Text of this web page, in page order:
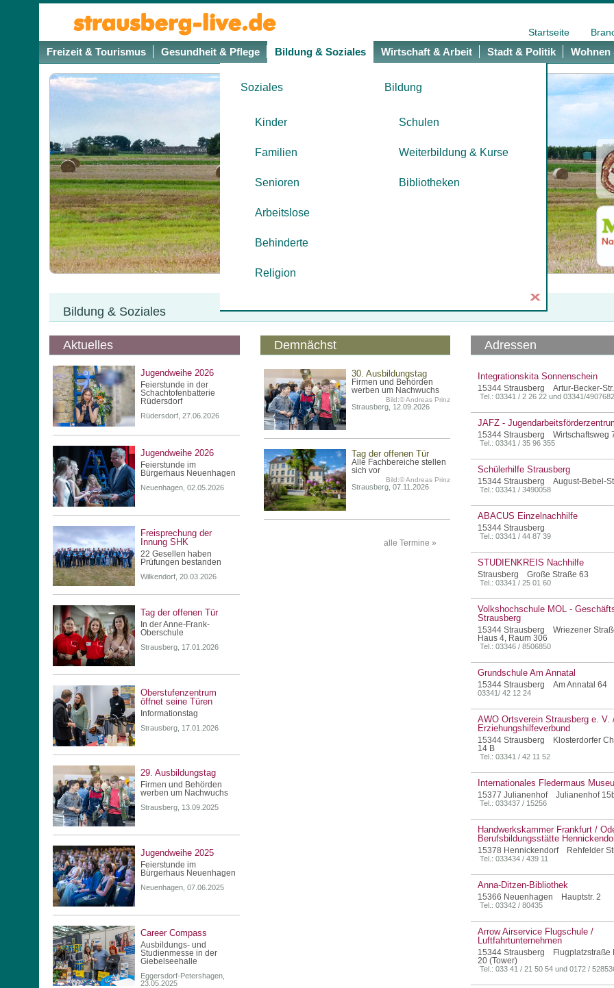
Startseite
Freizeit & Tourismus Gesundheit & Pflege Bildung & Soziales Wirtschaft & Arbeit Stadt & Politik Wohnen
Soziales
Kinder
Familien
Senioren
Arbeitslose
Behinderte
Religion
Bildung
Schulen
Weiterbildung & Kurse
Bibliotheken
x
Bildung & Soziales
Aktuelles
Jugendweihe 2026
Feierstunde in der
Schachtofenbatterie
Rüdersdorf
Rüdersdorf, 27.06.2026
Jugendweihe 2026
Feierstunde im
Bürgerhaus Neuenhagen
Neuenhagen, 02.05.2026
Freisprechung der
Innung SHK
22 Gesellen haben
Prüfungen bestanden
Wilkendorf, 20.03.2026
Tag der offenen Tür
In der Anne-Frank-
Oberschule
Strausberg, 17.01.2026
Oberstufenzentrum
öffnet seine Türen
Informationstag
Strausberg, 17.01.2026
29. Ausbildungstag
Firmen und Behörden
werben um Nachwuchs
Strausberg, 13.09.2025
Jugendweihe 2025
Feierstunde im
Bürgerhaus Neuenhagen
Neuenhagen, 07.06.2025
Career Compass
Ausbildungs- und
Studienmesse in der
Giebelseehalle
Eggersdorf-Petershagen,
23.05.2025
Demnächst
30. Ausbildungstag
Firmen und Behörden
werben um Nachwuchs
Bild:© Andreas Prinz
Strausberg, 12.09.2026
Tag der offenen Tür
Alle Fachbereiche stellen
sich vor
Bild:© Andreas Prinz
Strausberg, 07.11.2026
alle Termine »
Adressen
Integrationskita Sonnenschein
15344 Strausberg Artur-Becker-
Tel.: 03341 / 2 26 22 und 03341/4907682
JAFZ -
15344 Strausberg Wirtschaftsweg
Tel.: 03341 / 35 96 355
Schülerhilfe Strausberg
15344 Strausberg August-Bebel-
Tel.: 03341 / 3490058
ABACUS Einzelnachhilfe
15344 Strausberg
Tel.: 03341 / 44 87 39
STUDIENKREIS Nachhilfe
Strausberg Große Straße 63
Tel.: 03341 / 25 01 60
Volkshochschule MOL -
Strausberg
15344 Strausberg Wriezener
Haus 4, Raum 306
Tel.: 03346 / 8506850
Grundschule Am Annatal
15344 Strausberg Am Annatal 64
03341/ 42 12 24
AWO Ortsverein Strausberg e. V.
Erziehungshilfeverbund
15344 Strausberg Klosterdorfer
14 B
Tel.: 03341 / 42 11 52
Internationales Fledermaus
15377 Julianenhof Julianenhof
Tel.: 033437 / 15256
Handwerkskammer Frankfurt /
Berufsbildungsstätte
15378 Hennickendorf Rehfelder
Tel.: 033434 / 439 11
Anna-Ditzen-Bibliothek
15366 Neuenhagen Hauptstr. 2
Tel.: 03342 / 80435
Arrow Airservice Flugschule /
Luftfahrtunternehmen
15344 Strausberg Flugplatzstraße
20 (Tower)
Tel.: 033 41 / 21 50 54 und 0172 /